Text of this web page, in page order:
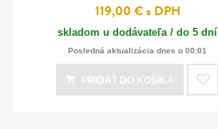
119,00 €s DPH
skladom u dodávateľa / do 5 dní
Posledná aktualizácia dnes o 00:01
PRIDAŤ DO KOŠÍKA